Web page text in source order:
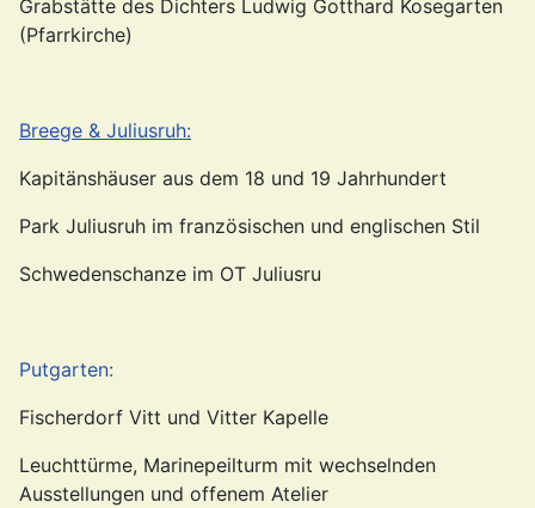
Grabstätte des Dichters Ludwig Gotthard Kosegarten
(Pfarrkirche)
Breege & Juliusruh:
Kapitänshäuser aus dem 18 und 19 Jahrhundert
Park Juliusruh im französischen und englischen Stil
Schwedenschanze im OT Juliusru
Putgarten:
Fischerdorf Vitt und Vitter Kapelle
Leuchttürme, Marinepeilturm mit wechselnden
Ausstellungen und offenem Atelier